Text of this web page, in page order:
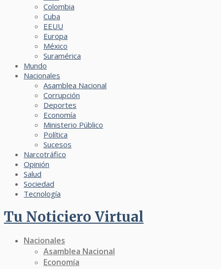
Colombia
Cuba
EEUU
Europa
México
Suramérica
Mundo
Nacionales
Asamblea Nacional
Corrupción
Deportes
Economía
Ministerio Público
Política
Sucesos
Narcotráfico
Opinión
Salud
Sociedad
Tecnología
Tu Noticiero Virtual
Nacionales
Asamblea Nacional
Economía